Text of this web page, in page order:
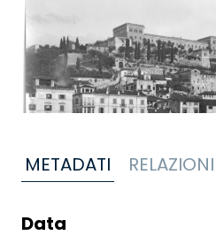
METADATI RELAZIONI
Data